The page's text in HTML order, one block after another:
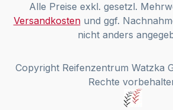
Alle Preise exkl. gesetzl.
Versandkostenund ggf.
nicht anders
Copyright Reifenzentrum Watzka
Rechte